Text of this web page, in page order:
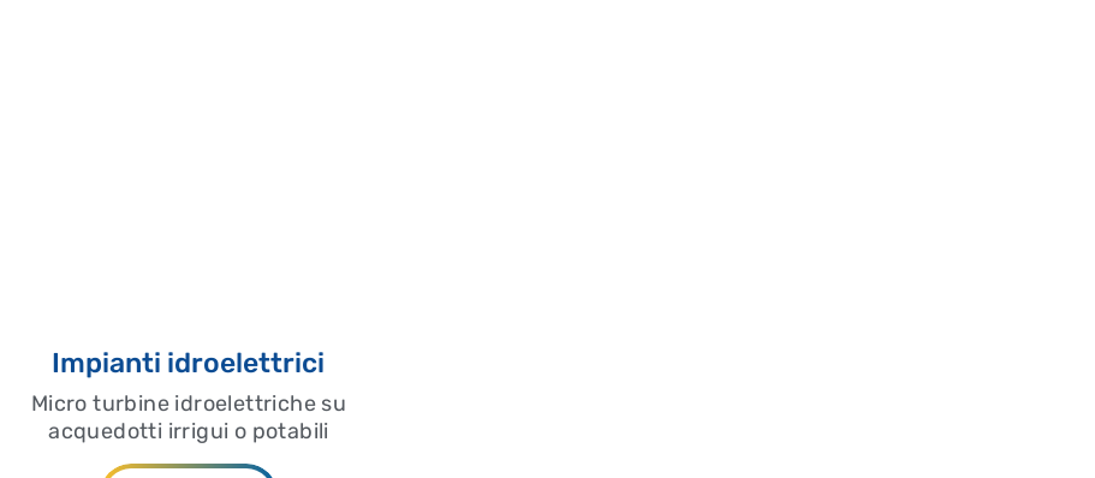
Impianti idroelettrici
Micro turbine idroelettriche su
acquedotti irrigui o potabili